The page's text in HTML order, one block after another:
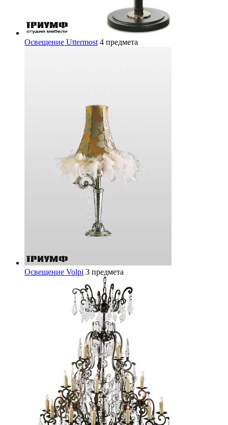
Освещение Uttermost 4 предмета
Освещение Volpi 3 предмета